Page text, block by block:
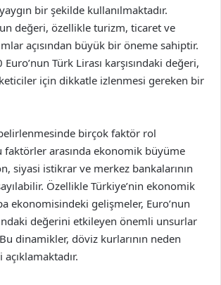
bir şekilde kullanılmaktadır.
değeri, özellikle turizm, ticaret ve
açısından büyük bir öneme sahiptir.
Türk Lirası karşısındaki değeri,
için dikkatle izlenmesi gereken bir
birçok faktör rol
faktörler arasında ekonomik büyüme
siyasi istikrar ve merkez bankalarının
Özellikle Türkiye’nin ekonomik
ekonomisindeki gelişmeler, Euro’nun
değerini etkileyen önemli unsurlar
dinamikler, döviz kurlarının neden